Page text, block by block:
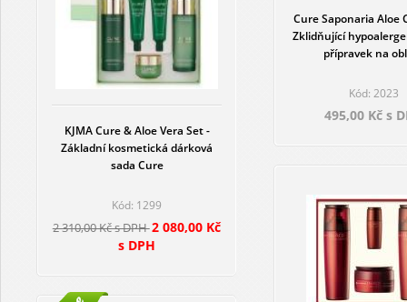
KJMA Cure & Aloe Vera Set -
Základní kosmetická dárková
sada Cure
Kód: 1299
2 310,00 Kč s DPH2 080,00 Kč
s DPH
Cure Saponaria Aloe
Zklidňující
přípravek na
Kód: 2023
495,00 Kč s